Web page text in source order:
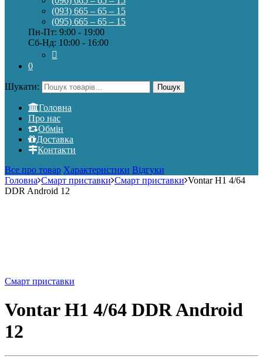
(093) 665 – 65 – 15
(095) 665 – 65 – 15
Пн-Пт: 9:00 - 19:00
Сб-Нд: 10:00 - 16:00
0
Шукати: Пошук
Головна
Про нас
Обмін
Доставка
Контакти
Все про товар Характеристики Відгуки
Головна Смарт приставки Смарт приставки Vontar H1 4/64
DDR Android 12
Смарт приставки
Vontar H1 4/64 DDR Android
12